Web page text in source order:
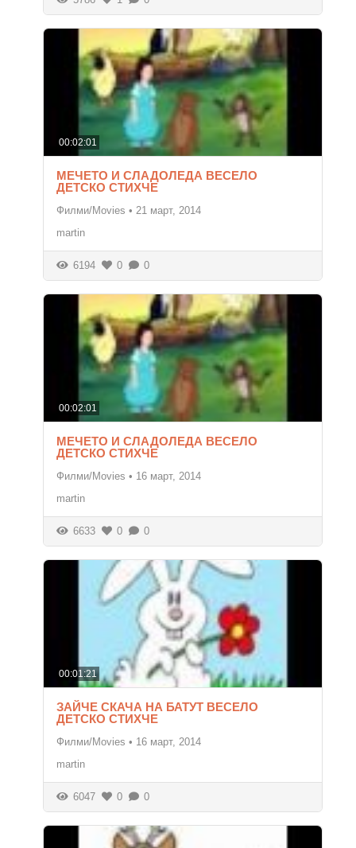
00:02:01
МЕЧЕТО И СЛАДОЛЕДА ВЕСЕЛО
ДЕТСКО СТИХЧЕ
Филми/Movies • 21 март, 2014
martin
6194 0 0
00:02:01
МЕЧЕТО И СЛАДОЛЕДА ВЕСЕЛО
ДЕТСКО СТИХЧЕ
Филми/Movies • 16 март, 2014
martin
6633 0 0
00:01:21
ЗАЙЧЕ СКАЧА НА БАТУТ ВЕСЕЛО
ДЕТСКО СТИХЧЕ
Филми/Movies • 16 март, 2014
martin
6047 0 0